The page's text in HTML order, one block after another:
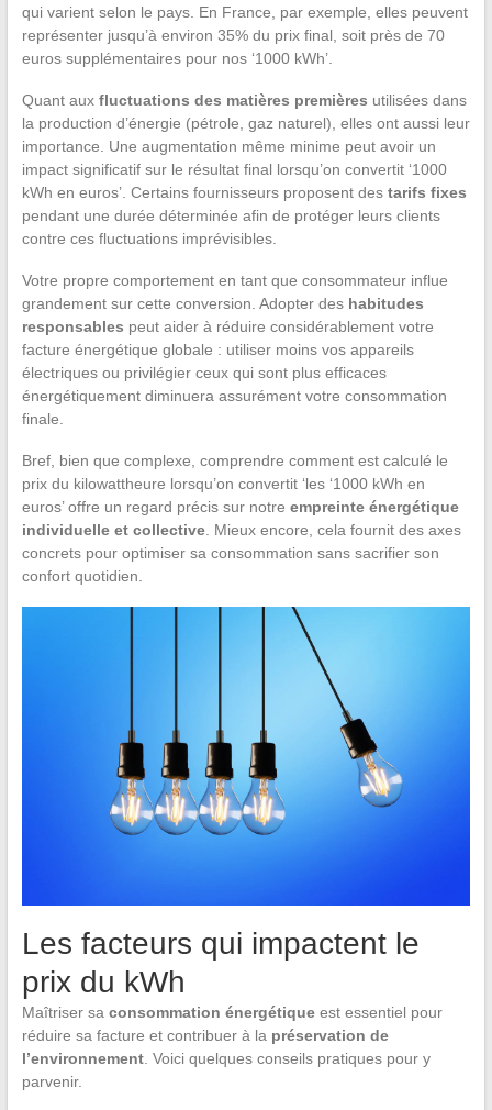
qui varient selon le pays. En France, par exemple, elles peuvent
représenter jusqu’à environ 35% du prix final, soit près de 70
euros supplémentaires pour nos ‘1000 kWh’.
Quant aux fluctuations des matières premières utilisées dans
la production d’énergie (pétrole, gaz naturel), elles ont aussi leur
importance. Une augmentation même minime peut avoir un
impact significatif sur le résultat final lorsqu’on convertit ‘1000
kWh en euros’. Certains fournisseurs proposent des tarifs fixes
pendant une durée déterminée afin de protéger leurs clients
contre ces fluctuations imprévisibles.
Votre propre comportement en tant que consommateur influe
grandement sur cette conversion. Adopter des habitudes
responsables peut aider à réduire considérablement votre
facture énergétique globale : utiliser moins vos appareils
électriques ou privilégier ceux qui sont plus efficaces
énergétiquement diminuera assurément votre consommation
finale.
Bref, bien que complexe, comprendre comment est calculé le
prix du kilowattheure lorsqu’on convertit ‘les ‘1000 kWh en
euros’ offre un regard précis sur notre empreinte énergétique
individuelle et collective. Mieux encore, cela fournit des axes
concrets pour optimiser sa consommation sans sacrifier son
confort quotidien.
Les facteurs qui impactent le
prix du kWh
Maîtriser sa consommation énergétiqueest essentiel pour
réduire sa facture et contribuer à la préservation de
l’environnement. Voici quelques conseils pratiques pour y
parvenir.